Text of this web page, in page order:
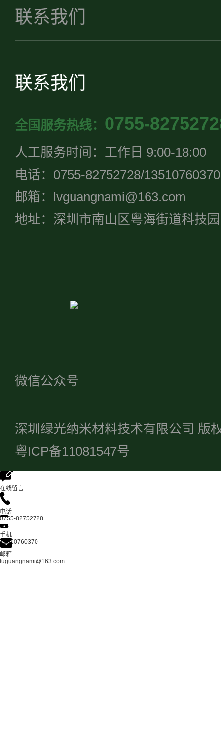
联系我们
联系我们
全国服务热线： 0755-
人工服务时间：工作日 9:00-18:00
电话：0755-82752728/13510760370
邮箱：lvguangnami@163.com
地址：深圳市南山区粤海街道科技
微信公众号
深圳绿光纳米材料技术有限公司 版
粤ICP备11081547号
在线留言
电话
0755-82752728
手机
13510760370
邮箱
luguangnami@163.com